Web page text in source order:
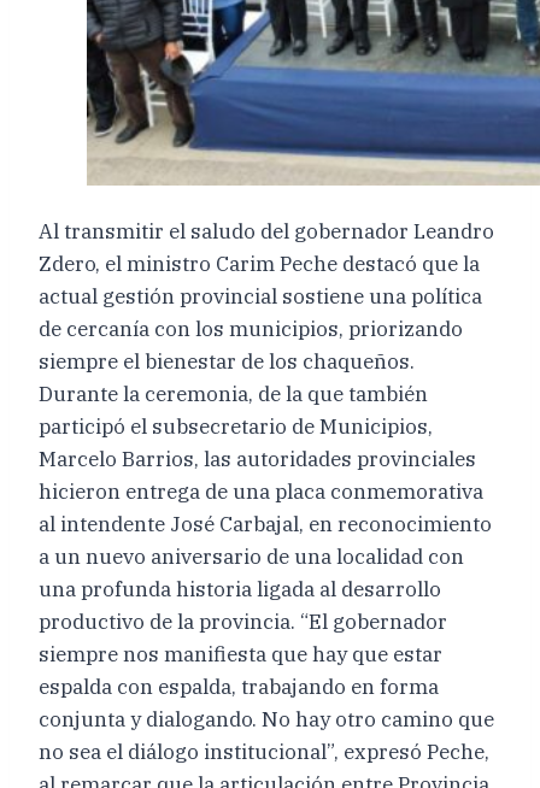
Al transmitir el saludo del gobernador Leandro
Zdero, el ministro Carim Peche destacó que la
actual gestión provincial sostiene una política
de cercanía con los municipios, priorizando
siempre el bienestar de los chaqueños.
Durante la ceremonia, de la que también
participó el subsecretario de Municipios,
Marcelo Barrios, las autoridades provinciales
hicieron entrega de una placa conmemorativa
al intendente José Carbajal, en reconocimiento
a un nuevo aniversario de una localidad con
una profunda historia ligada al desarrollo
productivo de la provincia. “El gobernador
siempre nos manifiesta que hay que estar
espalda con espalda, trabajando en forma
conjunta y dialogando. No hay otro camino que
no sea el diálogo institucional”, expresó Peche,